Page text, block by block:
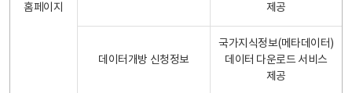
홈페이지
제공
데이터개방 신청정보
국가지식정보(메타데이터)
데이터 다운로드 서비스
제공